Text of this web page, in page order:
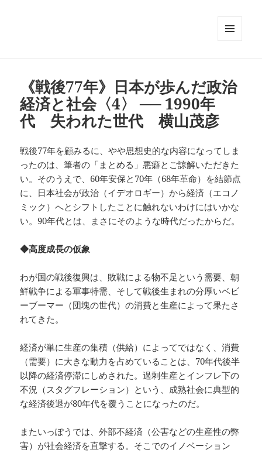
ット
《戦後77年》日本が歩んだ政治
経済と社会〈4〉 ── 1990年
代 失われた世代 横山茂彦
戦後77年を顧みるに、やや思想史的な内容になってしま
ったのは、筆者の「まとめる」悪癖とご諒解いただきた
い。そのうえで、60年安保と70年（68年革命）を結節点
に、日本社会が政治（イデオロギー）から経済（エコノ
ミック）へとシフトしたことに触れないわけにはいかな
い。90年代とは、まさにそのような時代だったからだ。
◆高度成長の仮象
わが国の戦後復興は、敗戦による物不足という需要、朝
鮮戦争による軍事特需、そして戦後生まれの分厚いベビ
ーブーマー（団塊の世代）の消費と生産によって果たさ
れてきた。
経済が単に生産の集積（供給）によってではなく、消費
（需要）に大きな動力を占めていることは、70年代後半
以降の経済停滞にしめされた。過剰生産とインフレ下の
不況（スタグフレーション）という、成熟社会に典型的
な経済後退が80年代を覆うことになったのだ。
またいっぽうでは、外部不経済（公害などの生産性の弊
害）が社会経済を直撃する。そこでのイノベーション